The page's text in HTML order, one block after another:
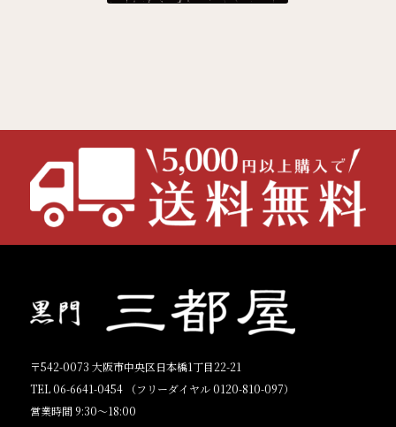
〒542-0073 大阪市中央区日本橋1丁目22-21
TEL 06-6641-0454 （フリーダイヤル 0120-810-097）
営業時間 9:30〜18:00